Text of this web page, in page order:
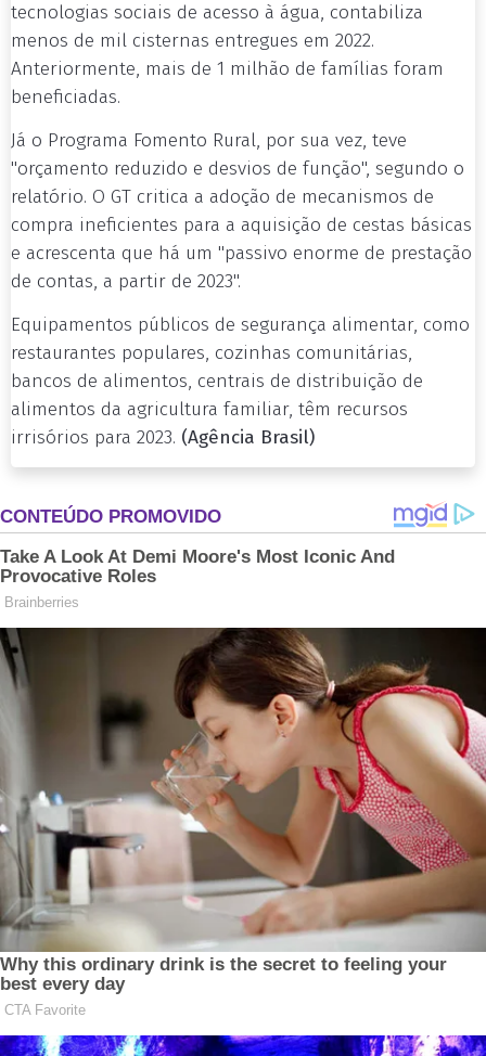
tecnologias sociais de acesso à água, contabiliza
menos de mil cisternas entregues em 2022.
Anteriormente, mais de 1 milhão de famílias foram
beneficiadas.
Já o Programa Fomento Rural, por sua vez, teve
"orçamento reduzido e desvios de função", segundo o
relatório. O GT critica a adoção de mecanismos de
compra ineficientes para a aquisição de cestas básicas
e acrescenta que há um "passivo enorme de prestação
de contas, a partir de 2023".
Equipamentos públicos de segurança alimentar, como
restaurantes populares, cozinhas comunitárias,
bancos de alimentos, centrais de distribuição de
alimentos da agricultura familiar, têm recursos
irrisórios para 2023. (Agência Brasil)